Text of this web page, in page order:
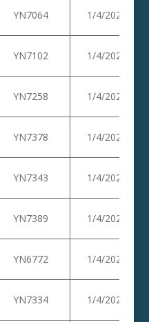
ΥΝ7064 1/4/2023
ΥΝ7102 1/4/2023
ΥΝ7258 1/4/2023
ΥΝ7378 1/4/2023
ΥΝ7343 1/4/2023
ΥΝ7389 1/4/2023
ΥΝ6772 1/4/2023
ΥΝ7334 1/4/2023